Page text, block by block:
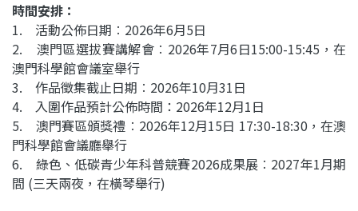
時間安排 ：
1. 活動公佈日期︰2026年6月5日
2. 澳門區選拔賽講解會︰2026年7月6日15:00-15:45，在
澳門科學館會議室舉行
3. 作品徵集截止日期︰2026年10月31日
4. 入圍作品預計公佈時間：2026年12月1日
5. 澳門賽區頒獎禮︰2026年12月15日 17:30-18:30，在澳
門科學館會議廳舉行
6. 綠色、低碳青少年科普競賽2026成果展︰2027年1月期
間 (三天兩夜，在橫琴舉行)